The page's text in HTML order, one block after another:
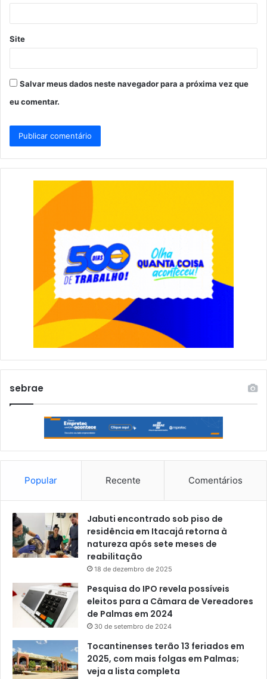
*
Site
Salvar meus dados neste navegador para a próxima vez que
eu comentar.
sebrae
Popular Recente Comentários
Jabuti encontrado sob piso de
residência em Itacajá retorna à
natureza após sete meses de
reabilitação
18 de dezembro de 2025
Pesquisa do IPO revela possíveis
eleitos para a Câmara de Vereadores
de Palmas em 2024
30 de setembro de 2024
Tocantinenses terão 13 feriados em
2025, com mais folgas em Palmas;
veja a lista completa